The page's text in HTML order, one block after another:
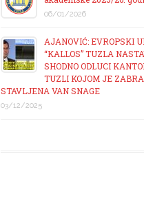
06/01/2026
AJANOVIĆ: EVROPSKI
“KALLOS” TUZLA
SHODNO ODLUCI
TUZLI KOJOM JE
STAVLJENA VAN SNAGE
03/12/2025